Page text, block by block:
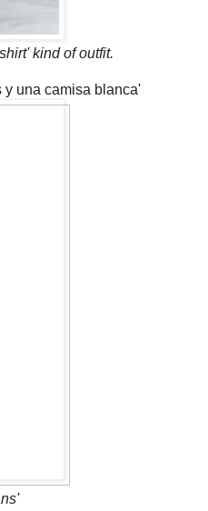
kind of outfit.
y una camisa blanca'